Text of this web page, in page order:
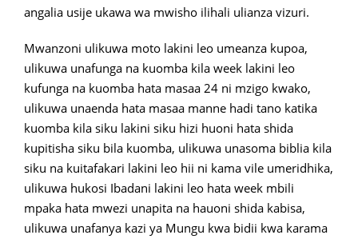
angalia usije ukawa wa mwisho ilihali ulianza vizuri.
Mwanzoni ulikuwa moto lakini leo umeanza kupoa,
ulikuwa unafunga na kuomba kila week lakini leo
kufunga na kuomba hata masaa 24 ni mzigo kwako,
ulikuwa unaenda hata masaa manne hadi tano katika
kuomba kila siku lakini siku hizi huoni hata shida
kupitisha siku bila kuomba, ulikuwa unasoma biblia kila
siku na kuitafakari lakini leo hii ni kama vile umeridhika,
ulikuwa hukosi Ibadani lakini leo hata week mbili
mpaka hata mwezi unapita na hauoni shida kabisa,
ulikuwa unafanya kazi ya Mungu kwa bidii kwa karama